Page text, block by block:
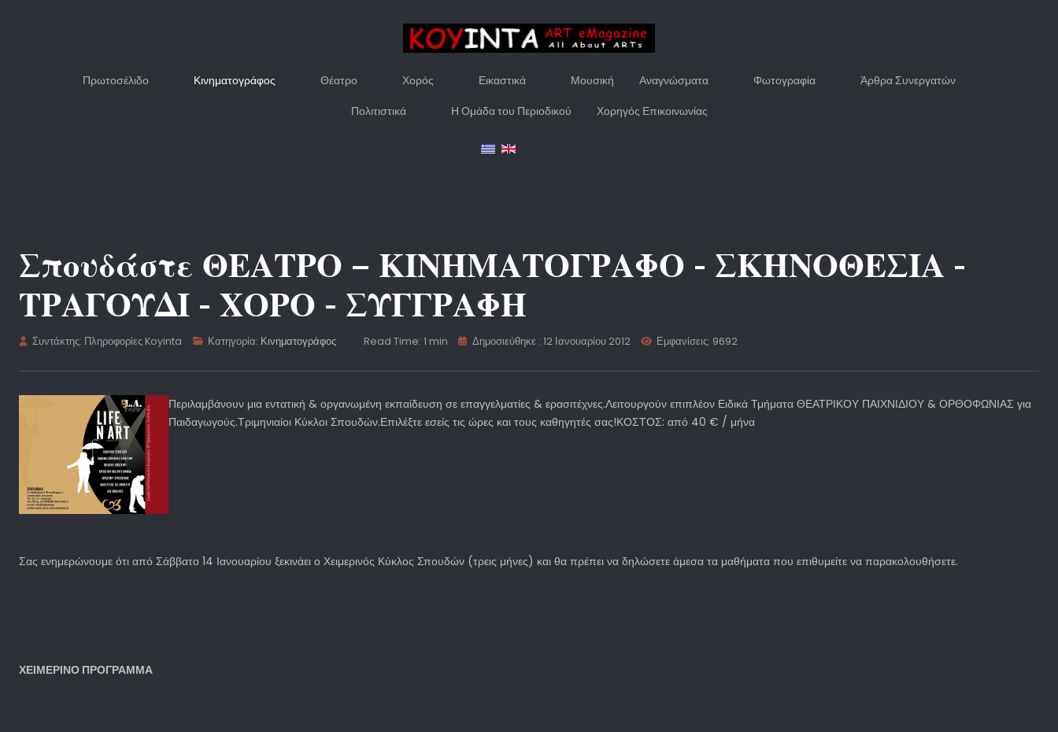
Πρωτοσέλιδο Κινηματογράφος Θέατρο Χορός Εικαστικά Μουσική Αναγνώσματα Φωτογραφία Άρθρα Συνεργατών
Πολιτιστικά Η Ομάδα του Περιοδικού Χορηγός Επικοινωνίας
Σπουδάστε ΘΕΑΤΡΟ – ΚΙΝΗΜΑΤΟΓΡΑΦΟ - ΣΚΗΝΟΘΕΣΙΑ -
ΤΡΑΓΟΥΔΙ - ΧΟΡΟ - ΣΥΓΓΡΑΦΗ
Συντάκτης: Πληροφορίες Koyinta Κατηγορία: Κινηματογράφος Read Time: 1 min Δημοσιεύθηκε : 12 Ιανουαρίου 2012 Εμφανίσεις: 9692
Περιλαμβάνουν μια εντατική & οργανωμένη εκπαίδευση σε επαγγελματίες & ερασιτέχνες.Λειτουργούν επιπλέον Ειδικά Τμήματα ΘΕΑΤΡΙΚΟΥ ΠΑΙΧΝΙΔΙΟΥ & ΟΡΘΟΦΩΝΙΑΣ για
Παιδαγωγούς.Τριμηνιαίοι Κύκλοι Σπουδών.Επιλέξτε εσείς τις ώρες και τους καθηγητές σας!ΚΟΣΤΟΣ: από 40 € / μήνα
Σας ενημερώνουμε ότι από Σάββατο 14 Ιανουαρίου ξεκινάει ο Χειμερινός Κύκλος Σπουδών (τρεις μήνες) και θα πρέπει να δηλώσετε άμεσα τα μαθήματα που επιθυμείτε να παρακολουθήσετε.
ΧΕΙΜΕΡΙΝΟ ΠΡΟΓΡΑΜΜΑ